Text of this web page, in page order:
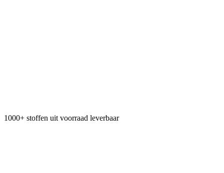
1000+ stoffen uit voorraad leverbaar